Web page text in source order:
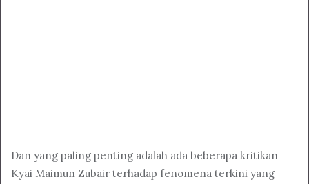
Dan yang paling penting adalah ada beberapa kritikan
Kyai Maimun Zubair terhadap fenomena terkini yang